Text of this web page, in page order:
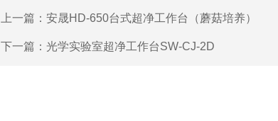
上一篇： 安晟HD-650台式超净工作台（蘑菇培养）
下一篇： 光学实验室超净工作台SW-CJ-2D